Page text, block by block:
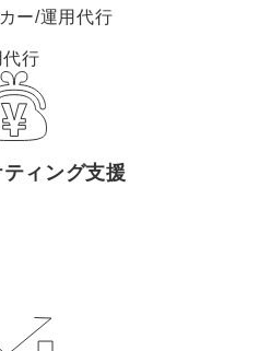
ー/運用代行
行
ィング支援